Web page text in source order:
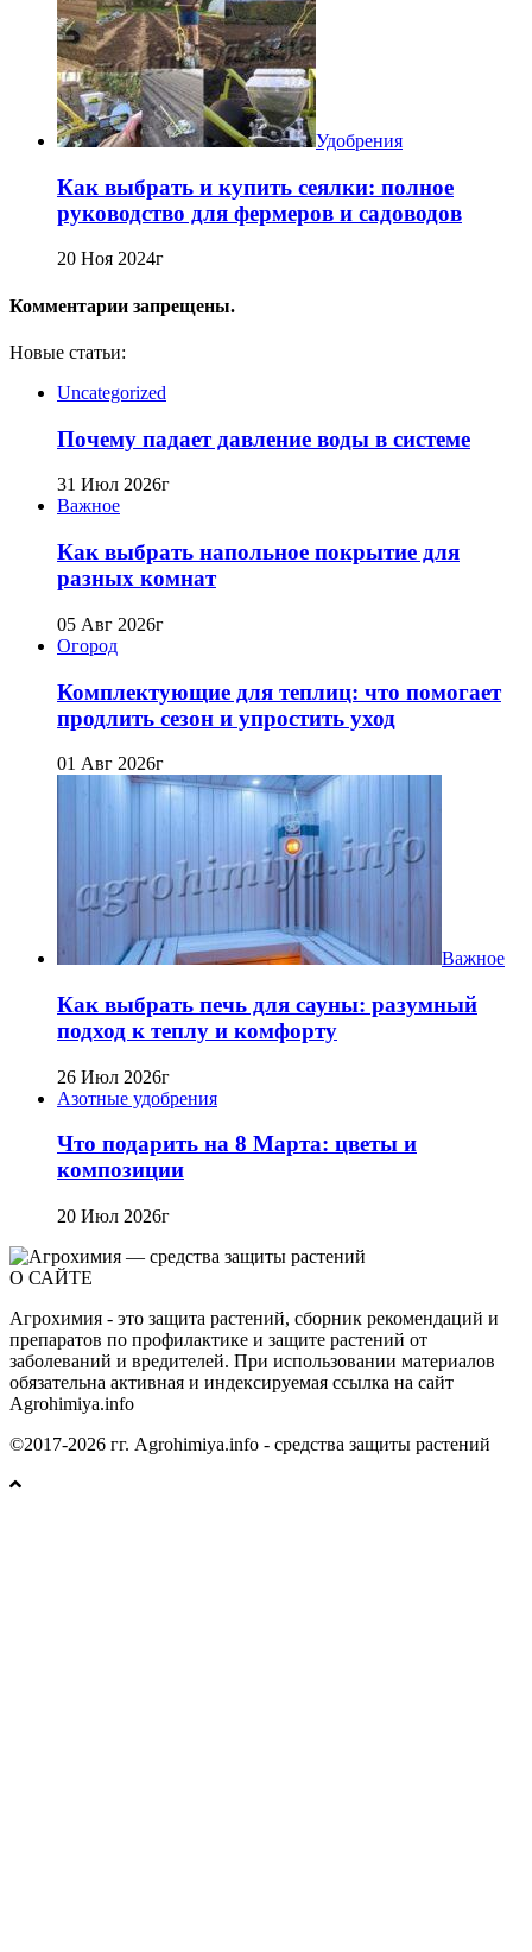
Удобрения
Как выбрать и купить сеялки: полное
руководство для фермеров и садоводов
20 Ноя 2024г
Комментарии запрещены.
Новые статьи:
Uncategorized
Почему падает давление воды в системе
31 Июл 2026г
Важное
Как выбрать напольное покрытие для
разных комнат
05 Авг 2026г
Огород
Комплектующие для теплиц: что помогает
продлить сезон и упростить уход
01 Авг 2026г
Важное
Как выбрать печь для сауны: разумный
подход к теплу и комфорту
26 Июл 2026г
Азотные удобрения
Что подарить на 8 Марта: цветы и
композиции
20 Июл 2026г
О САЙТЕ
Агрохимия - это защита растений, сборник рекомендаций и
препаратов по профилактике и защите растений от
заболеваний и вредителей. При использовании материалов
обязательна активная и индексируемая ссылка на сайт
Agrohimiya.info
©2017-2026 гг. Agrohimiya.info - средства защиты растений